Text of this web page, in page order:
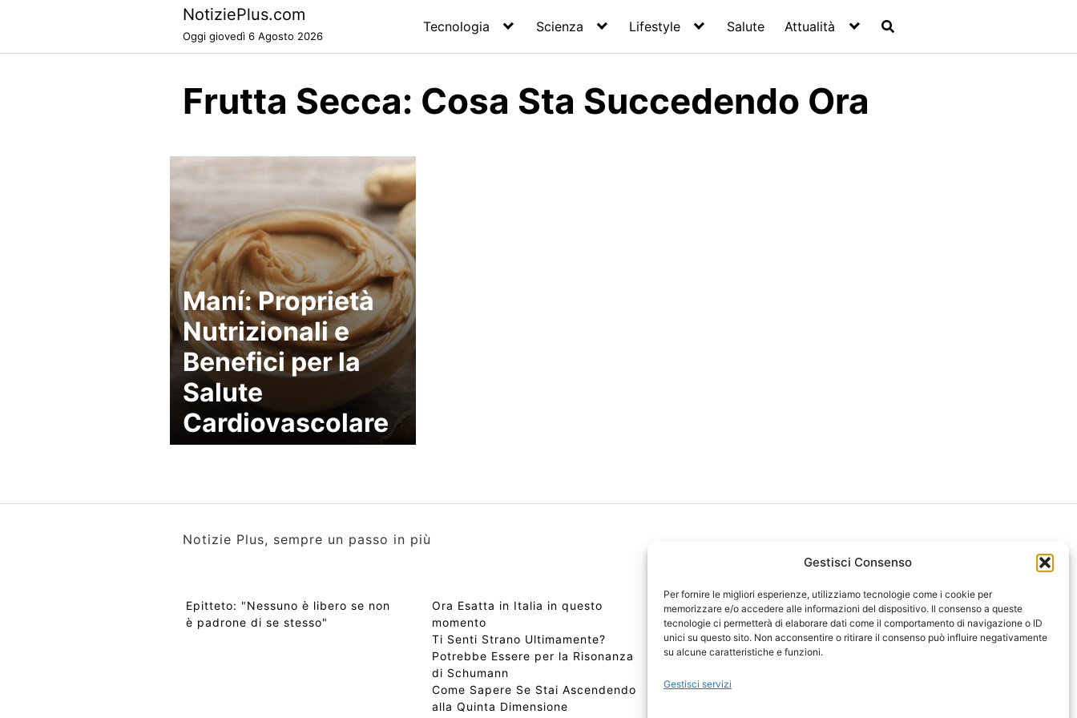
Gestisci Consenso
Per fornire le migliori esperienze, utilizziamo tecnologie come i cookie per
memorizzare e/o accedere alle informazioni del dispositivo. Il consenso a queste
tecnologie ci permetterà di elaborare dati come il comportamento di navigazione o ID
unici su questo sito. Non acconsentire o ritirare il consenso può influire negativamente
su alcune caratteristiche e funzioni.
Gestisci servizi
NotiziePlus.com
Oggi giovedì 6 Agosto 2026
Tecnologia Scienza Lifestyle Salute Attualità
Frutta Secca: Cosa Sta Succedendo Ora
Maní: Proprietà
Nutrizionali e
Benefici per la
Salute
Cardiovascolare
Notizie Plus, sempre un passo in più
Epitteto: "Nessuno è libero se non
è padrone di se stesso"
Ora Esatta in Italia in questo
momento
Ti Senti Strano Ultimamente?
Potrebbe Essere per la Risonanza
di Schumann
Come Sapere Se Stai Ascendendo
alla Quinta Dimensione
Copyright 2026 NotiziePlus.com
Edizioni Web4Star
Chi Siamo: Redazione
📰 Contenuto Umano Verificato
Sitemap-